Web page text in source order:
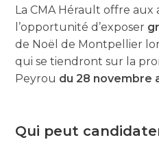
La CMA Hérault offre aux
l’opportunité d’exposer
de Noël de Montpellier
qui se tiendront sur la
Peyrou du 28 novembre
Qui peut